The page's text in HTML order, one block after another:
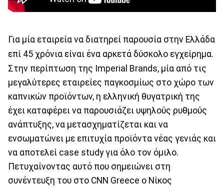
Για μία εταιρεία να διατηρεί παρουσία στην Ελλάδα
επί 45 χρόνια είναι ένα αρκετά δύσκολο εγχείρημα.
Στην περίπτωση της Imperial Brands, μία από τις
μεγαλύτερες εταιρείες παγκοσμίως στο χώρο των
καπνικών προϊόντων, η ελληνική θυγατρική της
έχει καταφέρει να παρουσιάζει υψηλούς ρυθμούς
ανάπτυξης, να μετασχηματίζεται και να
ενσωματώνει με επιτυχία προϊόντα νέας γενιάς και
να αποτελεί case study για όλο τον όμιλο.
Πετυχαίνοντας αυτό που σημειώνει στη
συνέντευξη του στο CNN Greece ο Νίκος